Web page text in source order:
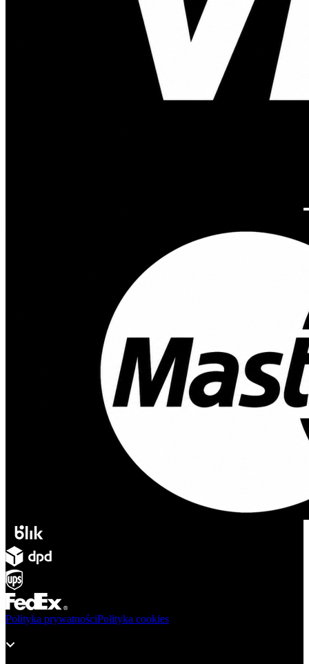
Polityka prywatnościPolityka cookies